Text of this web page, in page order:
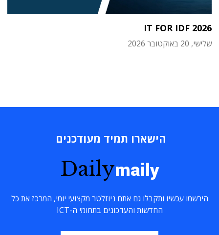
IT FOR IDF 2026
שלישי, 20 באוקטובר 2026
הישארו תמיד מעודכנים
Dailymaily
הירשמו עכשיו ותקבלו גם אתם ניוזלטר מקצועי יומי, המרכז את כל
החדשות והעדכונים בתחומי ה-ICT